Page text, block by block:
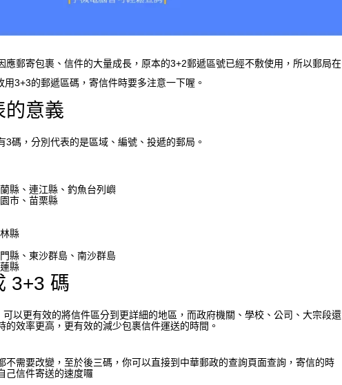
應郵寄包裹、信件的大量成長，原本的3+2郵遞區號已經不敷使用，所以郵局在
3+3的郵遞區碼，寄信件時要多注意一下喔。
的意義
3碼，分別代表的是區域、編號、投遞的郵局。
縣、連江縣、釣魚台列嶼
市、苗栗縣
縣
縣、東沙群島、南沙群島
縣
3+3 碼
以更有效的將信件區分到更詳細的地區，而政府機關、學校、公司、大宗段還
的效率更高，更有效的減少包裹信件運送的時間。
不需要改變，至於後三碼，你可以直接到中華郵政的查詢頁面查詢，寄信的時
己信件寄送的速度囉